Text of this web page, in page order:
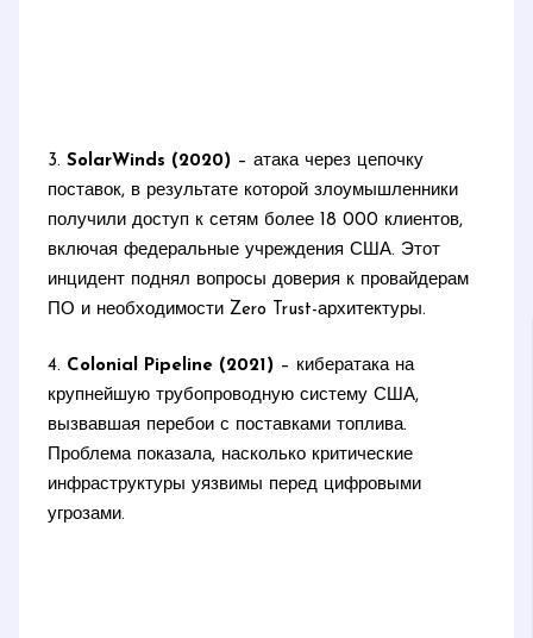
3.SolarWinds (2020) – атака через цепочку
поставок, в результате которой злоумышленники
получили доступ к сетям более 18 000 клиентов,
включая федеральные учреждения США. Этот
инцидент поднял вопросы доверия к провайдерам
ПО и необходимости Zero Trust-архитектуры.
4. Colonial Pipeline (2021) – кибератака на
крупнейшую трубопроводную систему США,
вызвавшая перебои с поставками топлива.
Проблема показала, насколько критические
инфраструктуры уязвимы перед цифровыми
угрозами.